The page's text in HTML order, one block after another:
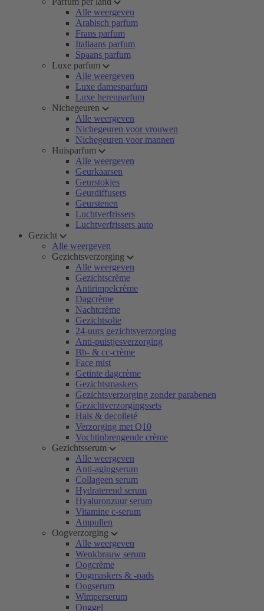
Alle weergeven
Arabisch parfum
Frans parfum
Italiaans parfum
Spaans parfum
Luxe parfum
Alle weergeven
Luxe damesparfum
Luxe herenparfum
Nichegeuren
Alle weergeven
Nichegeuren voor vrouwen
Nichegeuren voor mannen
Huisparfum
Alle weergeven
Geurkaarsen
Geurstokjes
Geurdiffusers
Geurstenen
Luchtverfrissers
Luchtverfrissers auto
Gezicht
Alle weergeven
Gezichtsverzorging
Alle weergeven
Gezichtscrème
Antirimpelcrème
Dagcrème
Nachtcrème
Gezichtsolie
24-uurs gezichtsverzorging
Anti-puistjesverzorging
Bb- & cc-crème
Face mist
Getinte dagcrème
Gezichtsmaskers
Gezichtsverzorging zonder parabenen
Gezichtverzorgingssets
Hals & decolleté
Verzorging met Q10
Vochtinbrengende crème
Gezichtsserum
Alle weergeven
Anti-agingserum
Collageen serum
Hydraterend serum
Hyaluronzuur serum
Vitamine c-serum
Ampullen
Oogverzorging
Alle weergeven
Wenkbrauw serum
Oogcrème
Oogmaskers & -pads
Oogserum
Wimperserum
Ooggel